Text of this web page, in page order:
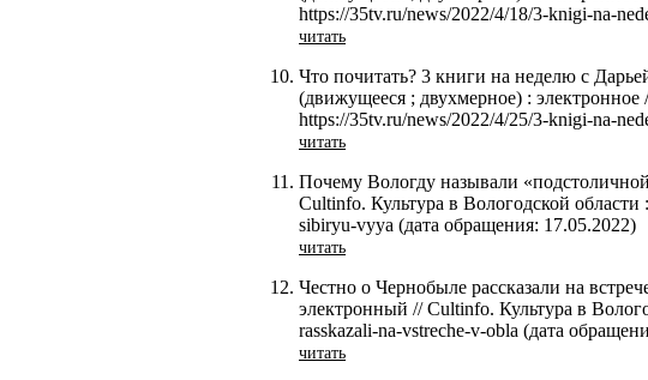
https://35tv.ru/news/2022/4/18/3-knigi-na-
читать
Что почитать? 3 книги на неделю с
(движущееся ; двухмерное) :
https://35tv.ru/news/2022/4/25/3-knigi-na-
читать
Почему Вологду называли
Cultinfo. Культура в Вологодской
sibiryu-vyya (дата обращения: 17.05.2022)
читать
Честно о Чернобыле рассказали на
электронный // Cultinfo. Культура в
rasskazali-na-vstreche-v-obla (дата
читать